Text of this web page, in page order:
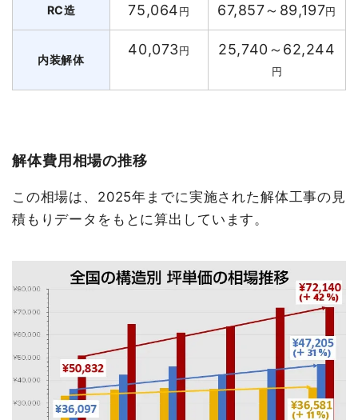
RC造 75,064円 67,857～89,197円
内装解体
40,073円 25,740～62,244
円
解体費用相場の推移
この相場は、2025年までに実施された解体工事の見
積もりデータをもとに算出しています。